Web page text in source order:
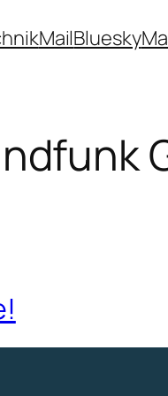
MailBluesky